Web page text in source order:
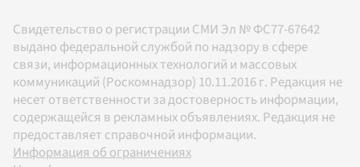
Свидетельство о регистрации СМИ Эл № ФС77-67642
выдано федеральной службой по надзору в сфере
связи, информационных технологий и массовых
коммуникаций (Роскомнадзор) 10.11.2016 г. Редакция не
несет ответственности за достоверность информации,
содержащейся в рекламных объявлениях. Редакция не
предоставляет справочной информации.
Информация об ограничениях